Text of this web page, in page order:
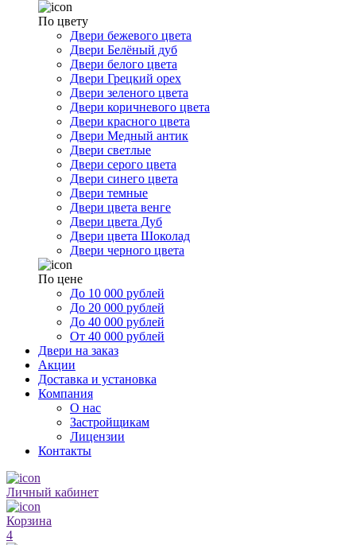
По цвету
Двери бежевого цвета
Двери Белёный дуб
Двери белого цвета
Двери Грецкий орех
Двери зеленого цвета
Двери коричневого цвета
Двери красного цвета
Двери Медный антик
Двери светлые
Двери серого цвета
Двери синего цвета
Двери темные
Двери цвета венге
Двери цвета Дуб
Двери цвета Шоколад
Двери черного цвета
По цене
До 10 000 рублей
До 20 000 рублей
До 40 000 рублей
От 40 000 рублей
Двери на заказ
Акции
Доставка и установка
Компания
О нас
Застройщикам
Лицензии
Контакты
Личный кабинет
Корзина
4